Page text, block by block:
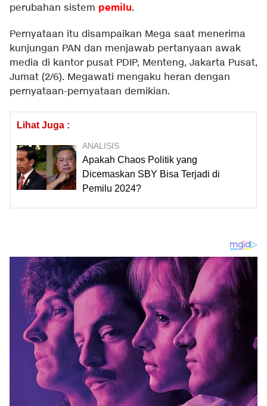
perubahan sistem pemilu.
Pernyataan itu disampaikan Mega saat menerima
kunjungan PAN dan menjawab pertanyaan awak
media di kantor pusat PDIP, Menteng, Jakarta Pusat,
Jumat (2/6). Megawati mengaku heran dengan
pernyataan-pernyataan demikian.
Lihat Juga :
ANALISIS
Apakah Chaos Politik yang
Dicemaskan SBY Bisa Terjadi di
Pemilu 2024?